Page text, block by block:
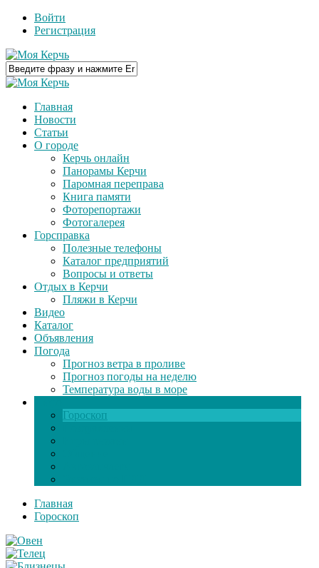
Войти
Регистрация
Главная
Новости
Статьи
О городе
Керчь онлайн
Панорамы Керчи
Паромная переправа
Книга памяти
Фоторепортажи
Фотогалерея
Горсправка
Полезные телефоны
Каталог предприятий
Вопросы и ответы
Отдых в Керчи
Пляжи в Керчи
Видео
Каталог
Объявления
Погода
Прогноз ветра в проливе
Прогноз погоды на неделю
Температура воды в море
Гороскоп
Главная
Гороскоп